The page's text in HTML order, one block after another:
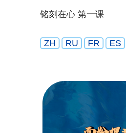
铭刻在心 第一课
ZH RU FR ES